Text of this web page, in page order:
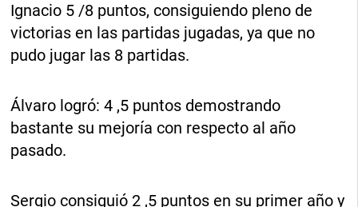
Ignacio 5 /8 puntos, consiguiendo pleno de
victorias en las partidas jugadas, ya que no
pudo jugar las 8 partidas.
Álvaro logró: 4 ,5 puntos demostrando
bastante su mejoría con respecto al año
pasado.
Sergio consiguió 2 ,5 puntos en su primer año y